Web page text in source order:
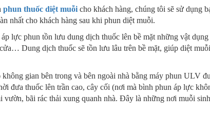
phun thuốc diệt muỗicho khách hàng, chúng tôi sẽ sử dụng
nhất cho khách hàng sau khi phun diệt muỗi.
lực phun tồn lưu dung dịch thuốc lên bề mặt những vật
Dung dịch thuốc sẽ tồn lưu lâu trên bề mặt, giúp diệt
gian bên trong và bên ngoài nhà bằng máy phun ULV
đưa thuốc lên trần cao, cây cối (nơi mà bình phun áp lực
vườn, bãi rác thải xung quanh nhà. Đây là những nơi muỗi